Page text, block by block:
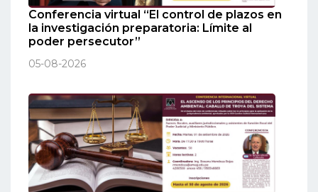
Conferencia virtual “El control de plazos en
la investigación preparatoria: Límite al
poder persecutor”
05-08-2026